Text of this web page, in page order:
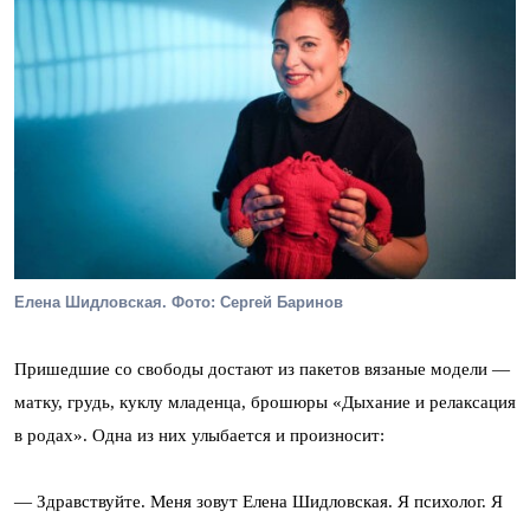
Елена Шидловская. Фото: Сергей Баринов
Пришедшие со свободы достают из пакетов вязаные модели —
матку, грудь, куклу младенца, брошюры «Дыхание и релаксация
в родах». Одна из них улыбается и произносит:
— Здравствуйте. Меня зовут Елена Шидловская. Я психолог. Я